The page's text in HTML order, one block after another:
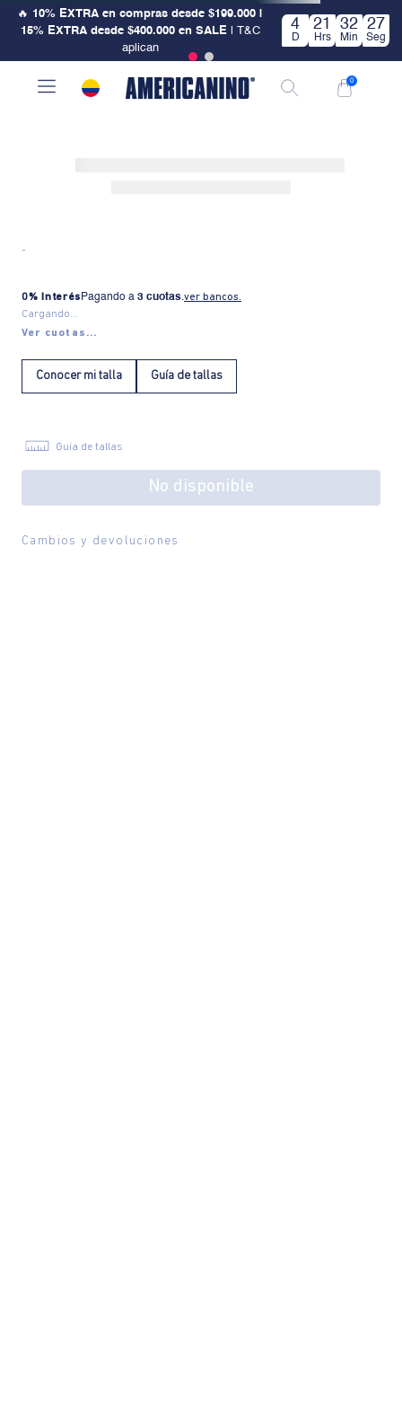
🔥 10% EXTRA en compras desde $199.000 |
15% EXTRA desde $400.000 en SALE| T&C
aplican
4
D
21
Hrs
32
Min
27
Seg
0
-
0% Interés Pagando a 3 cuotas.ver bancos.
Cargando...
Ver cuotas...
Conocer mi talla Guía de tallas
Guía de tallas
No disponible
Cambios y devoluciones